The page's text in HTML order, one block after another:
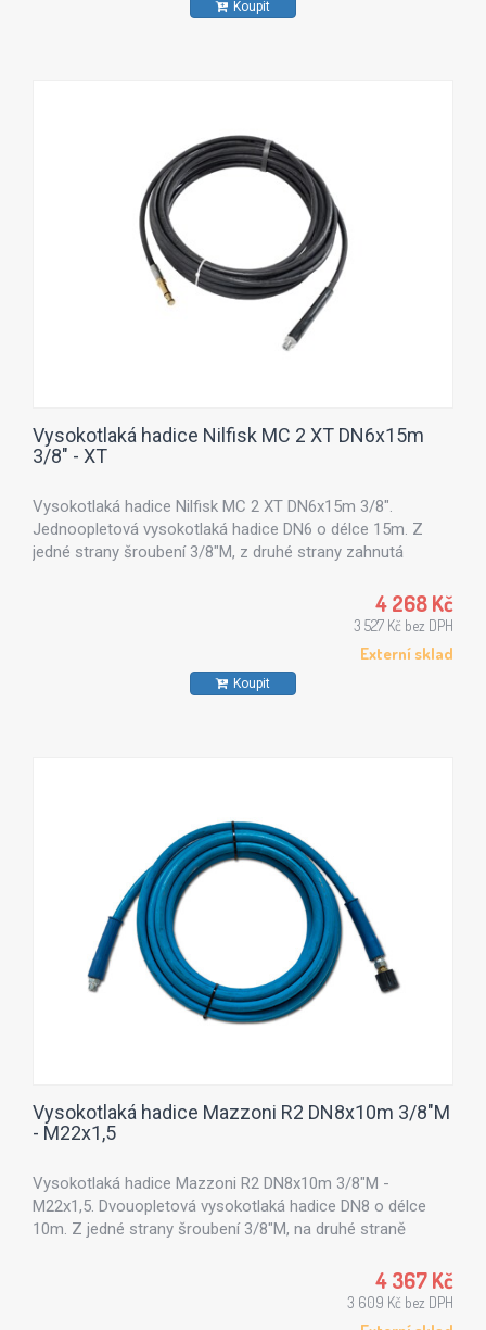
Koupit
Vysokotlaká hadice Nilfisk MC 2 XT DN6x15m
3/8" - XT
Vysokotlaká hadice Nilfisk MC 2 XT DN6x15m 3/8".
Jednoopletová vysokotlaká hadice DN6 o délce 15m. Z
jedné strany šroubení 3/8"M, z druhé strany zahnutá
4 268 Kč
3 527 Kč bez DPH
Externí sklad
Koupit
Vysokotlaká hadice Mazzoni R2 DN8x10m 3/8"M
- M22x1,5
Vysokotlaká hadice Mazzoni R2 DN8x10m 3/8"M -
M22x1,5. Dvouopletová vysokotlaká hadice DN8 o délce
10m. Z jedné strany šroubení 3/8"M, na druhé straně
4 367 Kč
3 609 Kč bez DPH